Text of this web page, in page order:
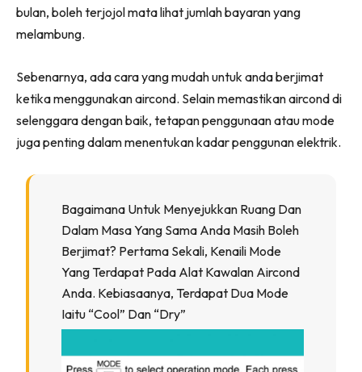
Makeover Ruang Selebriti
Destinasi
Kafe
Hartanah
High Rise
Ilham Impiana
Ilham Impiana 360
Ilham Impiana Inspirasi Selebriti
Impiana TV
Impiana MakeOver
bulan, boleh terjojol mata lihat jumlah bayaran yang
melambung.
Sebenarnya, ada cara yang mudah untuk anda berjimat
ketika menggunakan aircond. Selain memastikan aircond di
selenggara dengan baik, tetapan penggunaan atau mode
juga penting dalam menentukan kadar penggunan elektrik.
Bagaimana Untuk Menyejukkan Ruang Dan
Dalam Masa Yang Sama Anda Masih Boleh
Berjimat? Pertama Sekali, Kenaili Mode
Yang Terdapat Pada Alat Kawalan Aircond
Anda. Kebiasaanya, Terdapat Dua Mode
Iaitu “cool” Dan “dry”